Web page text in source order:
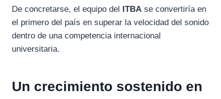
De concretarse, el equipo del ITBA se convertiría en
el primero del país en superar la velocidad del sonido
dentro de una competencia internacional
universitaria.
Un crecimiento sostenido en